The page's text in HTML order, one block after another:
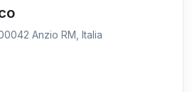
Anzio RM, Italia